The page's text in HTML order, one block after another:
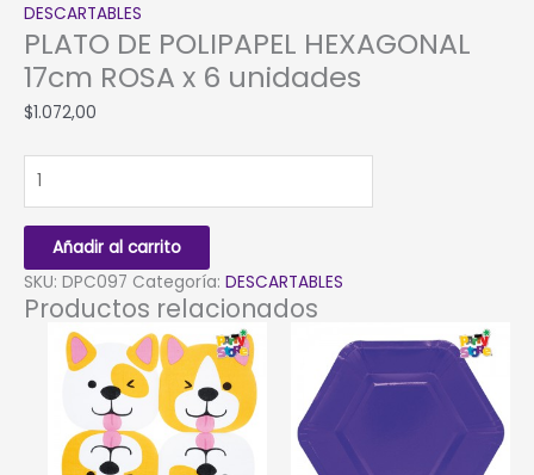
DESCARTABLES
PLATO DE POLIPAPEL HEXAGONAL
17cm ROSA x 6 unidades
$1.072,00
DE
HEXAGONAL
17cm
ROSA
x
unidades
cantidad
Añadir al carrito
SKU: DPC097 Categoría: DESCARTABLES
Productos relacionados